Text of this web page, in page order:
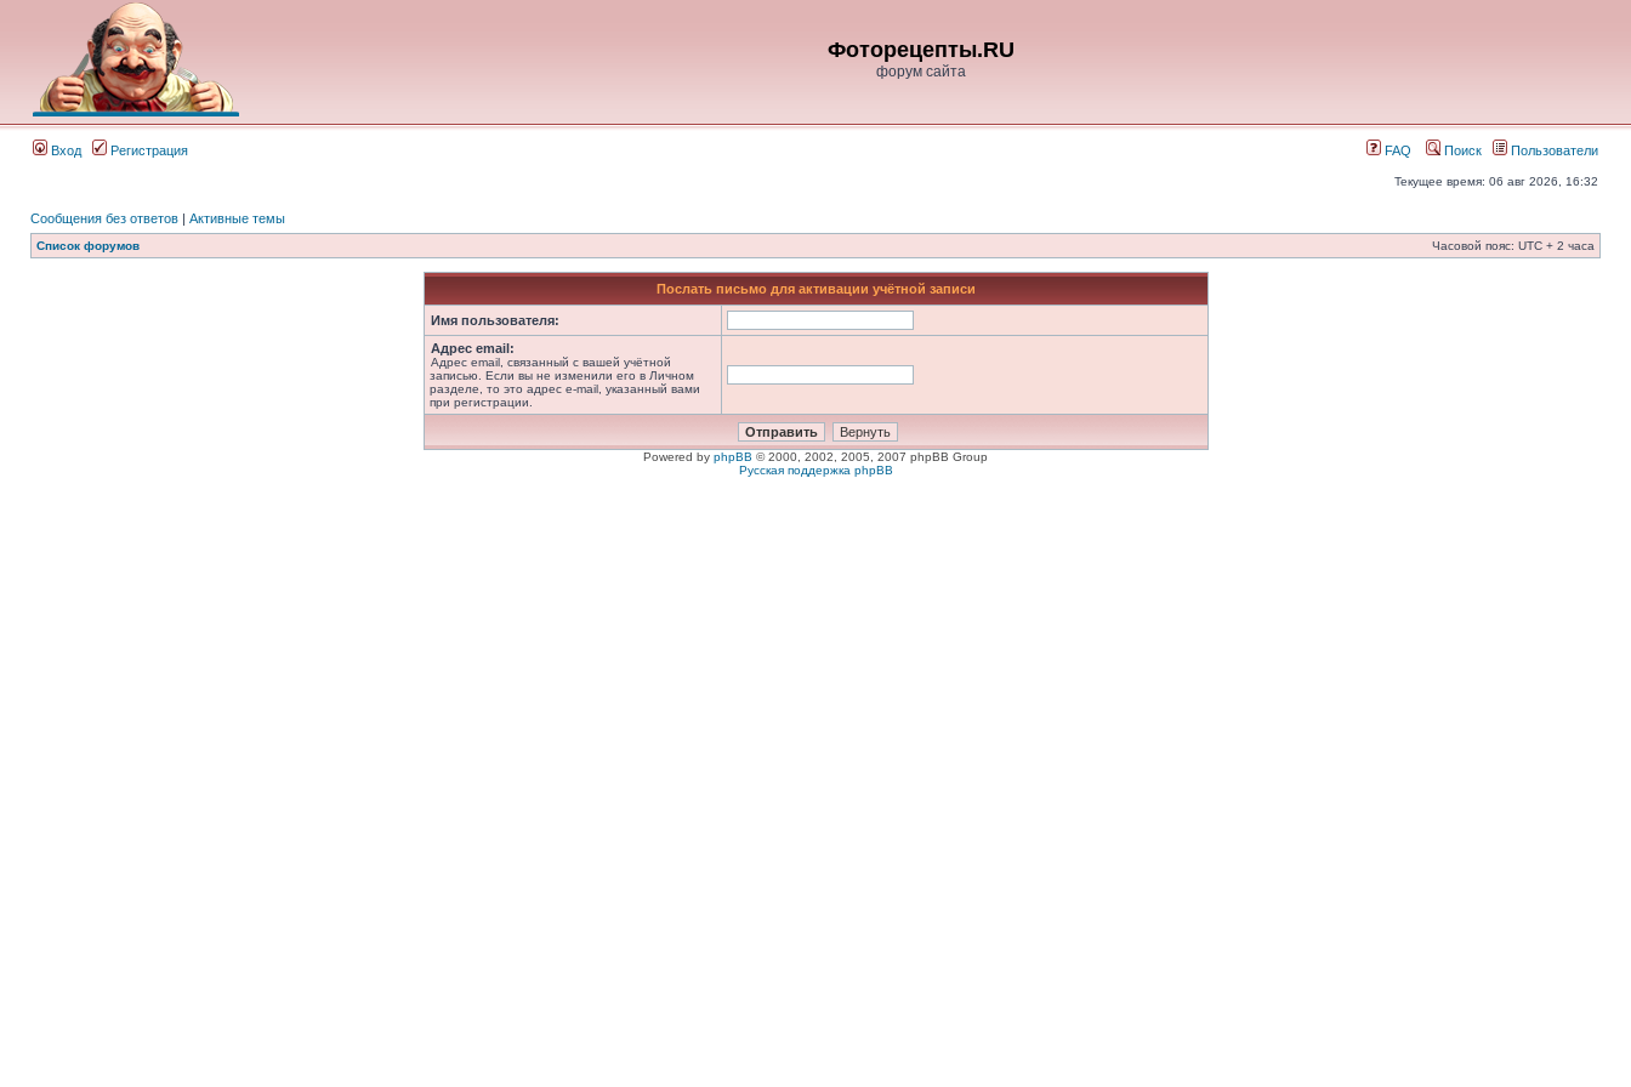
Фоторецепты.RU
форум сайта
Вход Регистрация FAQ Поиск Пользователи
Текущее время: 06 авг 2026, 16:32
Сообщения без ответов | Активные темы
Список форумов Часовой пояс: UTC + 2 часа
Послать письмо для активации учётной записи
Имя пользователя:
Адрес email:
Адрес email, связанный с вашей учётной
записью. Если вы не изменили его в Личном
разделе, то это адрес e-mail, указанный вами
при регистрации.
Powered by phpBB © 2000, 2002, 2005, 2007 phpBB Group
Русская поддержка phpBB